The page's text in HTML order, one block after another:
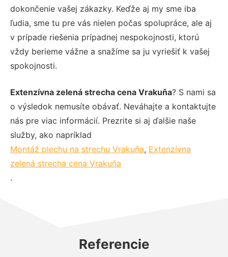
dokončenie vašej zákazky. Keďže aj my sme iba
ľudia, sme tu pre vás nielen počas spolupráce, ale aj
v prípade riešenia prípadnej nespokojnosti, ktorú
vždy berieme vážne a snažíme sa ju vyriešiť k vašej
spokojnosti.
Extenzívna zelená strecha cena Vrakuňa? S nami sa
o výsledok nemusíte obávať. Neváhajte a kontaktujte
nás pre viac informácií. Prezrite si aj ďalšie naše
služby, ako napríklad
Montáž plechu na strechu Vrakuňa, Extenzívna
zelená strecha cena Vrakuňa
.
Referencie